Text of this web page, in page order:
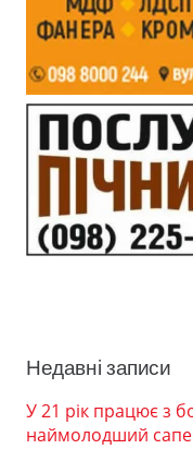
Недавні записи
У 21 рік працює з
наймолодший